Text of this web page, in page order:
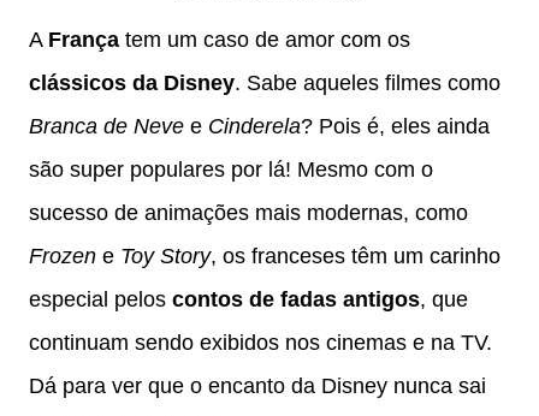
A França tem um caso de amor com os
clássicos da Disney. Sabe aqueles filmes como
Branca de Neve e Cinderela? Pois é, eles ainda
são super populares por lá! Mesmo com o
sucesso de animações mais modernas, como
Frozen e Toy Story, os franceses têm um carinho
especial pelos contos de fadas antigos, que
continuam sendo exibidos nos cinemas e na TV.
Dá para ver que o encanto da Disney nunca sai